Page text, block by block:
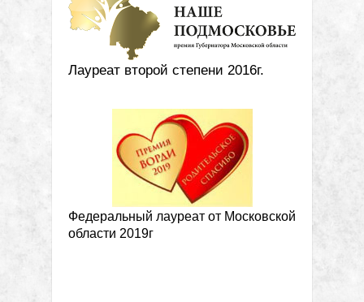
Лауреат второй степени 2016г.
Федеральный лауреат от Московской
области 2019г